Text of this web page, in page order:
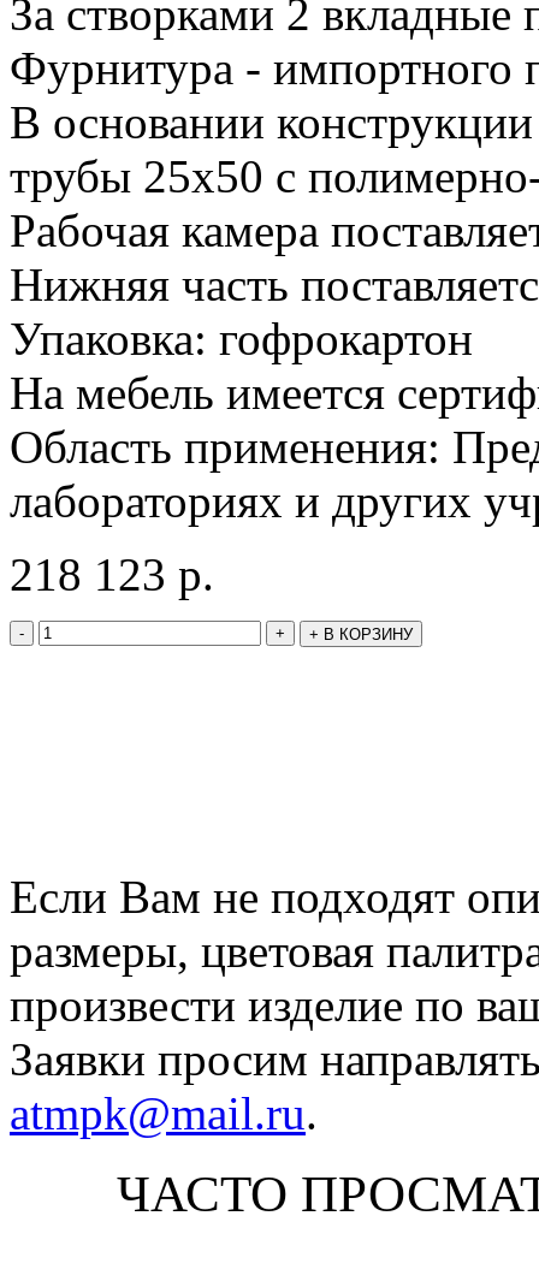
За створками 2 вкладные
Фурнитура - импортного
В основании
трубы 25х50 с
Рабочая камера
Нижняя часть
Упаковка: гофрокартон
На мебель имеется
Область применения:
лабораториях и других
218 123 р.
- + + В КОРЗИНУ
Если Вам не подходят
размеры, цветовая
произвести изделие по
Заявки просим
atmpk@mail.ru.
ЧАСТО